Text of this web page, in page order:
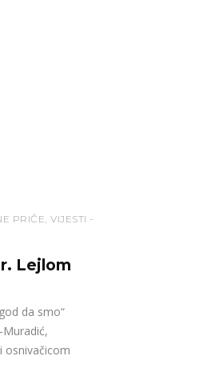
PRIČE,VIJESTI
Lejlom
da smo“